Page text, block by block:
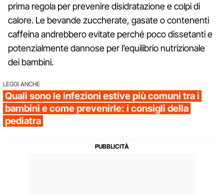
prima regola per prevenire disidratazione e colpi di
calore. Le bevande zuccherate, gasate o contenenti
caffeina andrebbero evitate perché poco dissetanti e
potenzialmente dannose per l’equilibrio nutrizionale
dei bambini.
LEGGI ANCHE
Quali sono le infezioni estive più comuni tra i
bambini e come prevenirle: i consigli della
pediatra